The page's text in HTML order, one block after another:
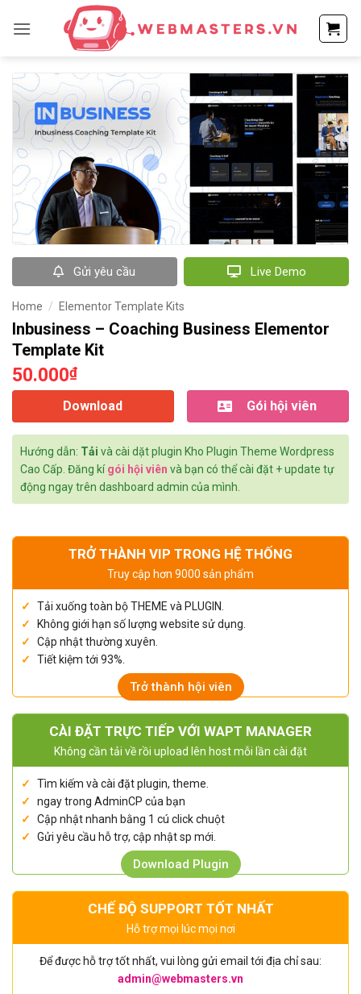
qua
dung
Gửi yêu cầu Live Demo
Home / Elementor Template Kits
Inbusiness – Coaching Business Elementor
Template Kit
50.000₫
Download Gói hội viên
Hướng dẫn: Tải và cài dặt plugin Kho Plugin Theme Wordpress
Cao Cấp. Đăng kígói hội viên và bạn có thể cài đặt + update tự
động ngay trên dashboard admin của mình.
TRỞ THÀNH VIP TRONG HỆ THỐNG
Truy cập hơn 9000 sản phẩm
Tải xuống toàn bộ THEME và PLUGIN.
Không giới hạn số lượng website sử dụng.
Cập nhật thường xuyên.
Tiết kiệm tới 93%.
Trở thành hội viên
CÀI ĐẶT TRỰC TIẾP VỚI WAPT MANAGER
Không cần tải về rồi upload lên host mỗi lần cài đặt
Tìm kiếm và cài đặt plugin, theme.
ngay trong AdminCP của bạn
Cập nhật nhanh bằng 1 cú click chuột
Gửi yêu cầu hỗ trợ, cập nhật sp mới.
Download Plugin
CHẾ ĐỘ SUPPORT TỐT NHẤT
Hỗ trợ mọi lúc mọi nơi
Để được hỗ trợ tốt nhất, vui lòng gửi email tới địa chỉ sau:
admin@webmasters.vn